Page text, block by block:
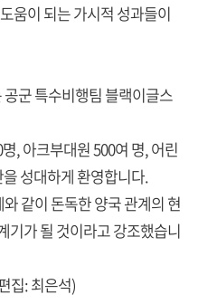
움이 되는 가시적 성과들이
군 특수비행팀 블랙이글스
, 아크부대원 500여 명, 어린
성대하게 환영합니다.
같이 돈독한 양국 관계의 현
기가 될 것이라고 강조했습니
집: 최은석)